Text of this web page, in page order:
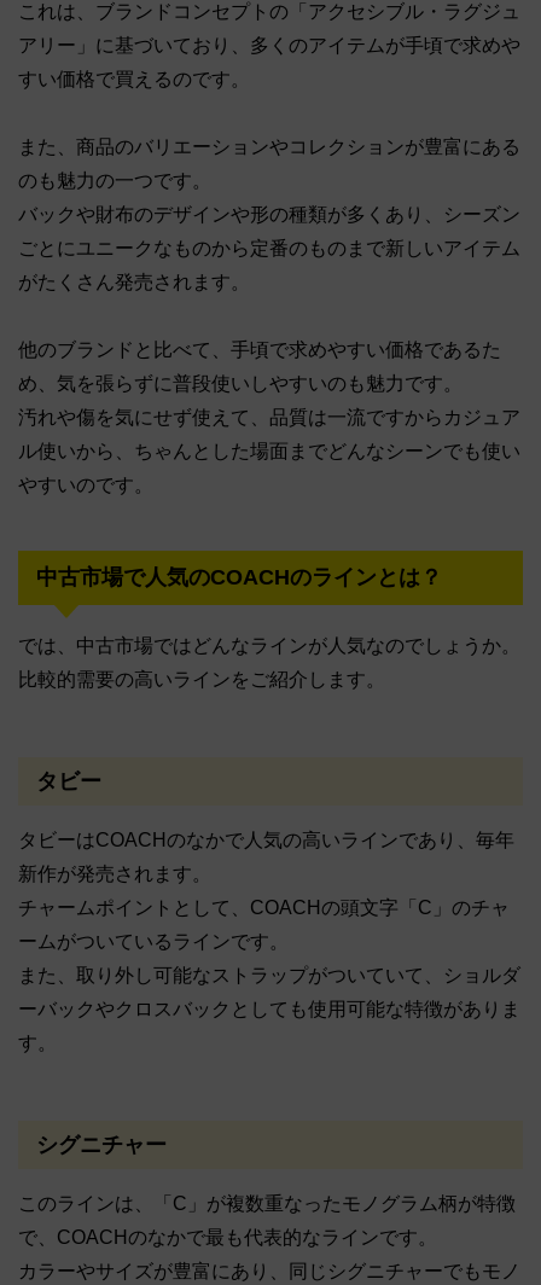
これは、ブランドコンセプトの「アクセシブル・ラグジュ
アリー」に基づいており、多くのアイテムが手頃で求めや
すい価格で買えるのです。
また、商品のバリエーションやコレクションが豊富にある
のも魅力の一つです。
バックや財布のデザインや形の種類が多くあり、シーズン
ごとにユニークなものから定番のものまで新しいアイテム
がたくさん発売されます。
他のブランドと比べて、手頃で求めやすい価格であるた
め、気を張らずに普段使いしやすいのも魅力です。
汚れや傷を気にせず使えて、品質は一流ですからカジュア
ル使いから、ちゃんとした場面までどんなシーンでも使い
やすいのです。
中古市場で人気のCOACHのラインとは？
では、中古市場ではどんなラインが人気なのでしょうか。
比較的需要の高いラインをご紹介します。
タビー
タビーはCOACHのなかで人気の高いラインであり、毎年
新作が発売されます。
チャームポイントとして、COACHの頭文字「C」のチャ
ームがついているラインです。
また、取り外し可能なストラップがついていて、ショルダ
ーバックやクロスバックとしても使用可能な特徴がありま
す。
シグニチャー
このラインは、「C」が複数重なったモノグラム柄が特徴
で、COACHのなかで最も代表的なラインです。
カラーやサイズが豊富にあり、同じシグニチャーでもモノ